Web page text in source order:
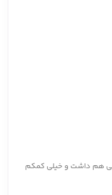
هم داشت و خیلی کمکم